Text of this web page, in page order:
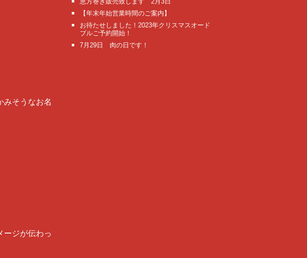
そうなお名
ジが伝わっ
【年末年始営業時間のご案内】
お待たせしました！2023年クリスマスオード
ブルご予約開始！
7月29日 肉の日です！